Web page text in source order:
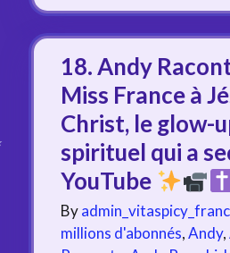
18. Andy
Miss France à
Christ, le glow-
spirituel qui a
YouTube
By
millions d'abonnés,Andy,